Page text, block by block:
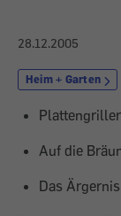
28.12.2005
Heim + Garten
Plattengriller
Auf die
Das